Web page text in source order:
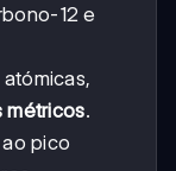
12 e
métricos.
pico